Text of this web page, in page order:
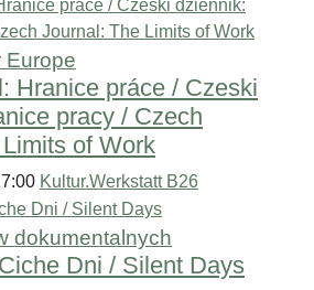
Europe
Hranice práce / Czeski
pracy / Czech
of Work
Kultur.Werkstatt B26
dokumentalnych
Dni / Silent Days